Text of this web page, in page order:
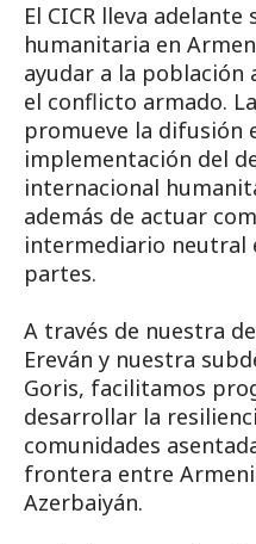
El CICR lleva adelante
humanitaria en
ayudar a la población
el conflicto armado.
promueve la difusión
implementación del
internacional
además de actuar
intermediario neutral
partes.
A través de nuestra
Ereván y nuestra
Goris, facilitamos
desarrollar la
comunidades
frontera entre
Azerbaiyán.